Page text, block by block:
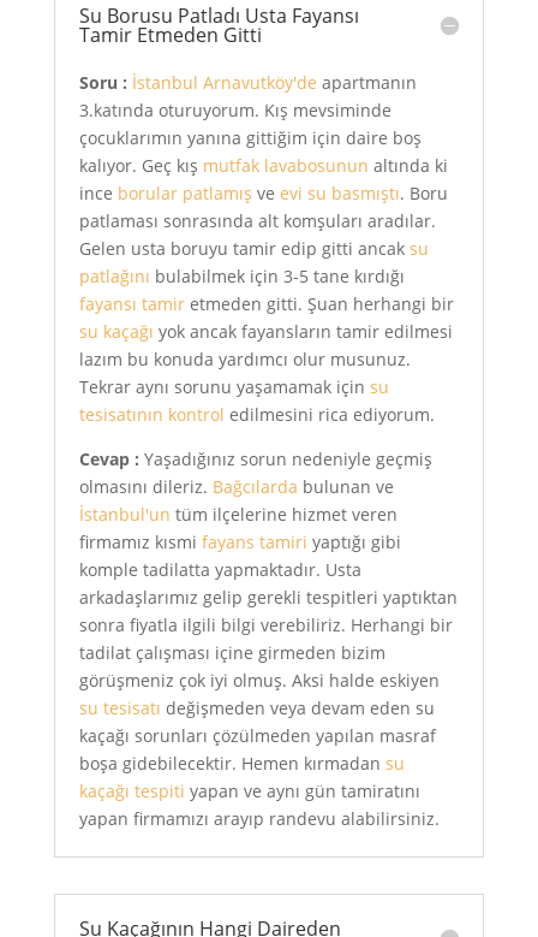
Su Borusu Patladı Usta Fayansı
Tamir Etmeden Gitti
Soru : İstanbul Arnavutköy'de apartmanın
3.katında oturuyorum. Kış mevsiminde
çocuklarımın yanına gittiğim için daire boş
kalıyor. Geç kış mutfak lavabosunun altında ki
ince borular patlamış ve evi su basmıştı. Boru
patlaması sonrasında alt komşuları aradılar.
Gelen usta boruyu tamir edip gitti ancak su
patlağını bulabilmek için 3-5 tane kırdığı
fayansı tamiretmeden gitti. Şuan herhangi bir
su kaçağı yok ancak fayansların tamir edilmesi
lazım bu konuda yardımcı olur musunuz.
Tekrar aynı sorunu yaşamamak için su
tesisatının kontrol edilmesini rica ediyorum.
Cevap : Yaşadığınız sorun nedeniyle geçmiş
olmasını dileriz. Bağcılarda bulunan ve
İstanbul'un tüm ilçelerine hizmet veren
firmamız kısmi fayans tamiri yaptığı gibi
komple tadilatta yapmaktadır. Usta
arkadaşlarımız gelip gerekli tespitleri yaptıktan
sonra fiyatla ilgili bilgi verebiliriz. Herhangi bir
tadilat çalışması içine girmeden bizim
görüşmeniz çok iyi olmuş. Aksi halde eskiyen
su tesisatı değişmeden veya devam eden su
kaçağı sorunları çözülmeden yapılan masraf
boşa gidebilecektir. Hemen kırmadan su
kaçağı tespiti yapan ve aynı gün tamiratını
yapan firmamızı arayıp randevu alabilirsiniz.
Su Kaçağının Hangi Daireden